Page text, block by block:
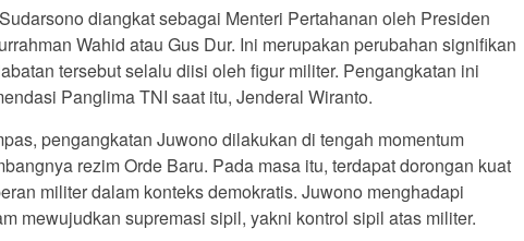
diangkat sebagai Menteri Pertahanan oleh Presiden
Wahid atau Gus Dur. Ini merupakan perubahan signifikan
tersebut selalu diisi oleh figur militer. Pengangkatan ini
Panglima TNI saat itu, Jenderal Wiranto.
pengangkatan Juwono dilakukan di tengah momentum
rezim Orde Baru. Pada masa itu, terdapat dorongan kuat
militer dalam konteks demokratis. Juwono menghadapi
mewujudkan supremasi sipil, yakni kontrol sipil atas militer.